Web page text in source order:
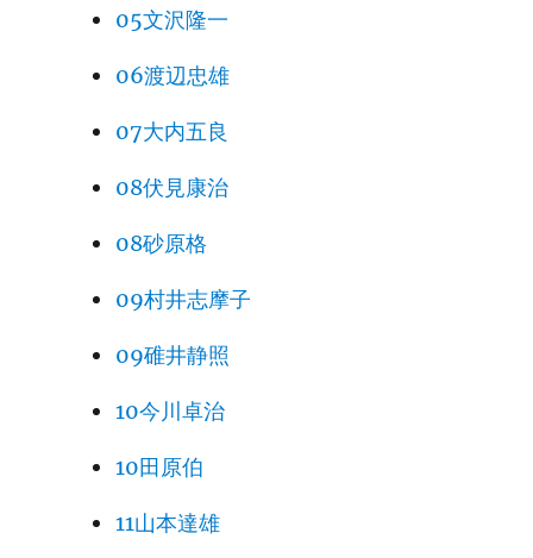
05文沢隆一
06渡辺忠雄
07大内五良
08伏見康治
08砂原格
09村井志摩子
09碓井静照
10今川卓治
10田原伯
11山本達雄